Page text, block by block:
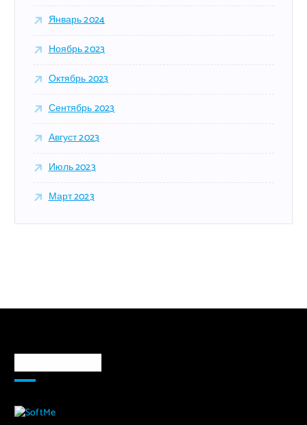
Январь 2024
Ноябрь 2023
Октябрь 2023
Сентябрь 2023
Август 2023
Июль 2023
Март 2023